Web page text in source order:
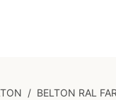
/ BELTON RAL